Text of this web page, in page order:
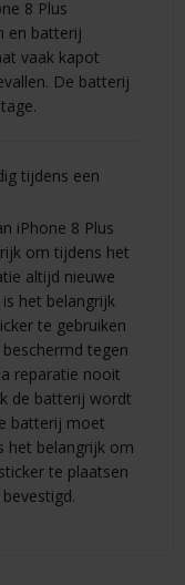
8 Plus
en batterij
vaak kapot
De batterij
tijdens een
iPhone 8 Plus
om tijdens het
altijd nieuwe
het belangrijk
te gebruiken
tegen
reparatie nooit
de batterij wordt
batterij moet
het belangrijk om
te plaatsen